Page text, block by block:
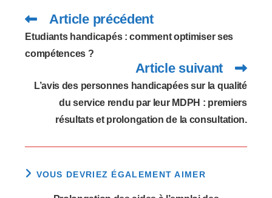
Read
more
articles
Article précédent
Etudiants handicapés : comment optimiser ses
compétences ?
Article suivant
L’avis des personnes handicapées sur la qualité
du service rendu par leur MDPH : premiers
résultats et prolongation de la consultation.
VOUS DEVRIEZ ÉGALEMENT AIMER